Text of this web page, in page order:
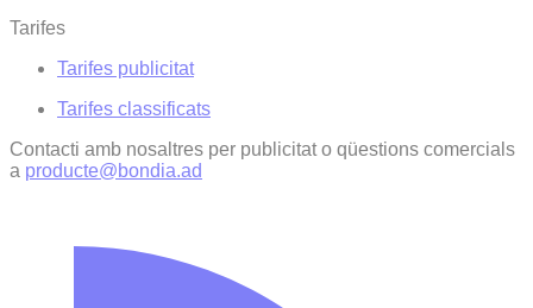
Tarifes
Tarifes publicitat
Tarifes classificats
Contacti amb nosaltres per publicitat o qüestions comercials
a producte@bondia.ad